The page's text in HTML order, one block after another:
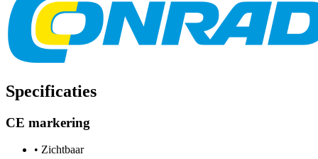
Specificaties
CE markering
• Zichtbaar